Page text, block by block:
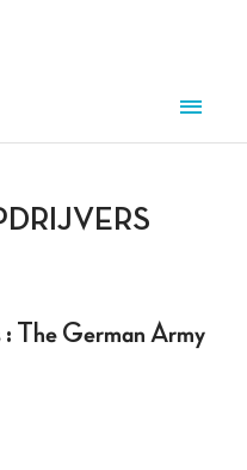
The German Army